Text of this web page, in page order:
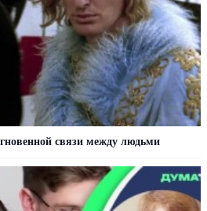
связи между людьми